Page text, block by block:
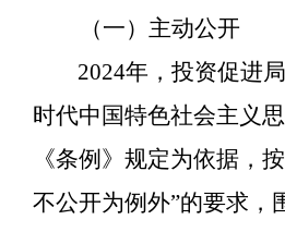
（一）主动公开
2024年，投资促进
时代中国特色社会主义
《条例》规定为依据，
不公开为例外”的要求，